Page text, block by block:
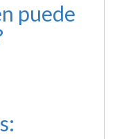
puede